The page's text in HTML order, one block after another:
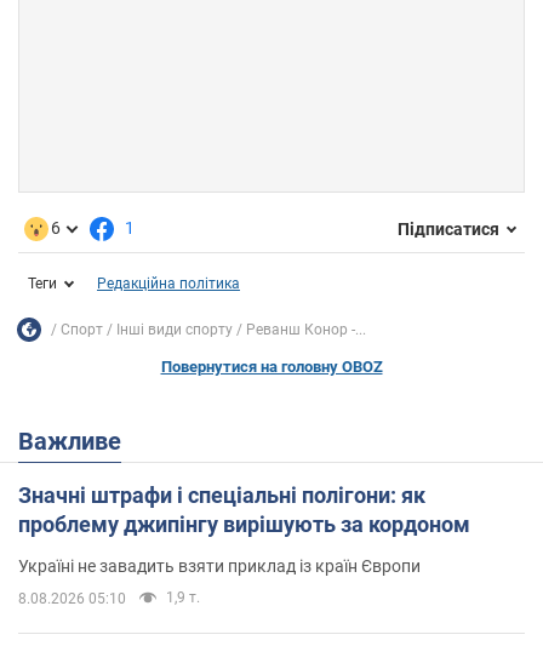
6 1 Підписатися
Теги Редакційна політика
Спорт Інші види спорту Реванш Конор -...
Повернутися на головну OBOZ
Важливе
Значні штрафи і спеціальні полігони: як
проблему джипінгу вирішують за кордоном
Україні не завадить взяти приклад із країн Європи
8.08.2026 05:10 1,9 т.